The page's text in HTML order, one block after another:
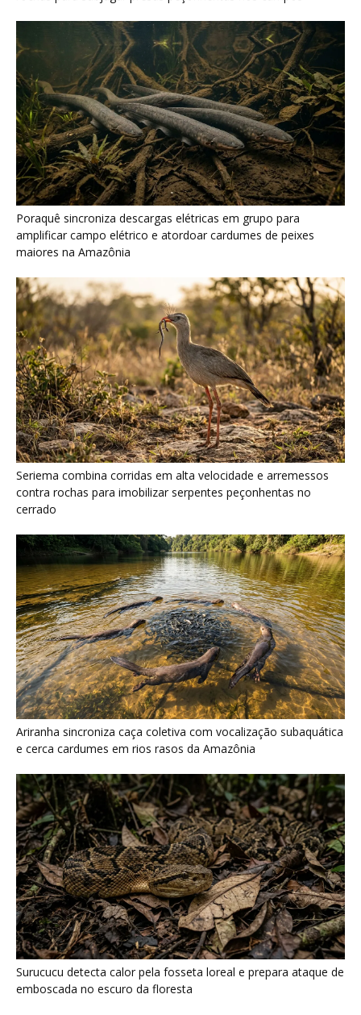
Seriema combina corridas em alta velocidade e arremessos
contra rochas para imobilizar serpentes peçonhentas no
cerrado
Ariranha sincroniza caça coletiva com vocalização subaquática
e cerca cardumes em rios rasos da Amazônia
Surucucu detecta calor pela fosseta loreal e prepara ataque de
emboscada no escuro da floresta
Últimas noticias
Papagaio come argila em barreiro coletivo
para ajudar a neutralizar compostos...
7 de agosto de 2026
Como atrair beija-flor para casa e proteger a
ave com cuidado
7 de agosto de 2026